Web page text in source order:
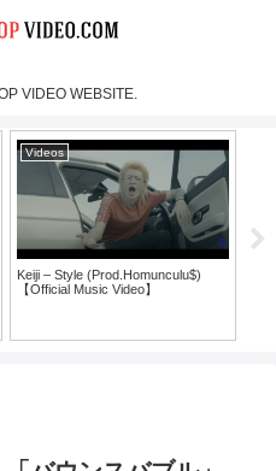
VIDEO WEBSITE.
Videos
Keiji – Style (Prod.Homunculu$)
【Official Music Video】